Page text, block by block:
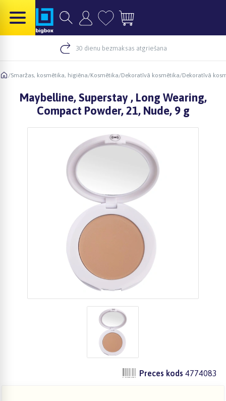
30 dienu bezmaksas atgriešana
/Smaržas, kosmētika, higiēna/Kosmētika/Dekoratīvā kosmētika/Dekoratīvā
Maybelline, Superstay , Long Wearing,
Compact Powder, 21, Nude, 9 g
Preces kods 4774083